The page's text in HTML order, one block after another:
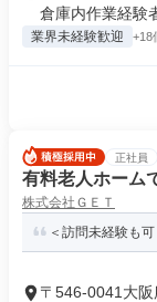
倉庫内作業経験
業界未経験歓迎 +18
正社員
有料老人ホーム
株式会社ＧＥＴ
＜訪問未経験も
〒546-0041大